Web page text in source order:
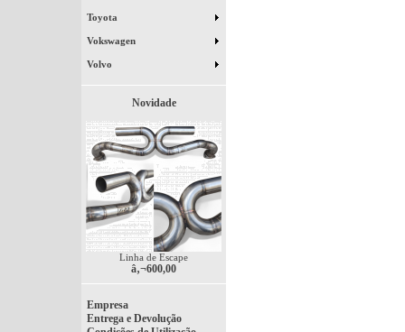
Toyota
Vokswagen
Volvo
Novidade
Linha de Escape
â‚¬600,00
Empresa
Entrega e Devolução